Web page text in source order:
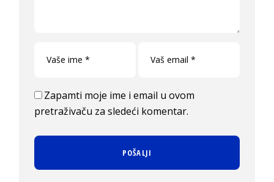
Zapamti moje ime i email u ovom
pretraživaču za sledeći komentar.